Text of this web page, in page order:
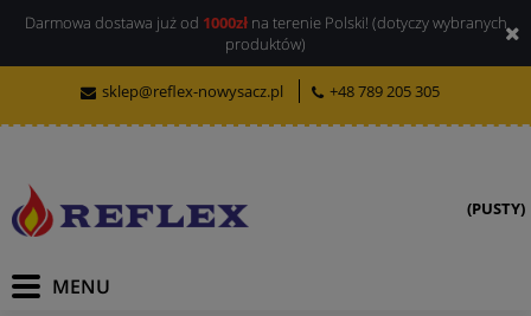
Darmowa dostawa już od 1000złna terenie Polski! (dotyczy wybranych
produktów)
sklep@reflex-nowysacz.pl +48 789 205 305
(PUSTY)